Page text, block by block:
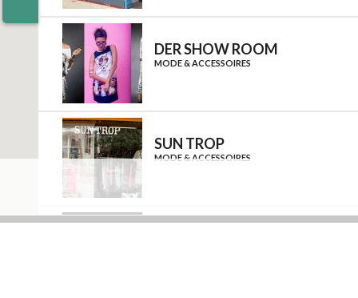
DER SHOW ROOM
MODE & ACCESSOIRES
SUN TROP
MODE & ACCESSOIRES